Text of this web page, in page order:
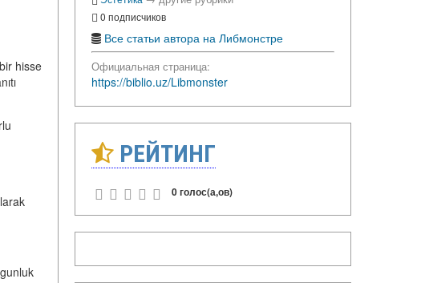
hisse
0 подписчиков
Все статьи автора на Либмонстре
Официальная страница:
https://biblio.uz/Libmonster
РЕЙТИНГ
0 голос(а,ов)